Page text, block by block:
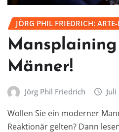
JÖRG PHIL FRIEDRICH:
Männer!
Jörg Phil Friedrich
Wollen Sie ein moderner
Reaktionär gelten? Dann